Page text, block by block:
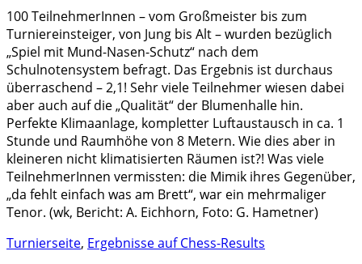
100 TeilnehmerInnen – vom Großmeister bis zum
Turniereinsteiger, von Jung bis Alt – wurden bezüglich
„Spiel mit Mund-Nasen-Schutz“ nach dem
Schulnotensystem befragt. Das Ergebnis ist durchaus
überraschend – 2,1! Sehr viele Teilnehmer wiesen dabei
aber auch auf die „Qualität“ der Blumenhalle hin.
Perfekte Klimaanlage, kompletter Luftaustausch in ca. 1
Stunde und Raumhöhe von 8 Metern. Wie dies aber in
kleineren nicht klimatisierten Räumen ist?! Was viele
TeilnehmerInnen vermissten: die Mimik ihres Gegenüber,
„da fehlt einfach was am Brett“, war ein mehrmaliger
Tenor. (wk, Bericht: A. Eichhorn, Foto: G. Hametner)
Turnierseite, Ergebnisse auf Chess-Results